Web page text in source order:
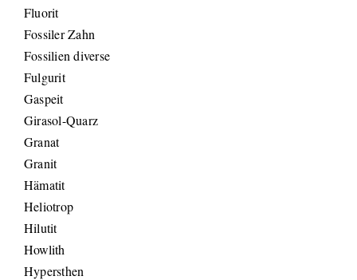
Fluorit
Fossiler Zahn
Fossilien diverse
Fulgurit
Gaspeit
Girasol-Quarz
Granat
Granit
Hämatit
Heliotrop
Hilutit
Howlith
Hypersthen